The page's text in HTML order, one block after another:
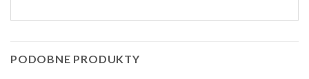
PODOBNE PRODUKTY